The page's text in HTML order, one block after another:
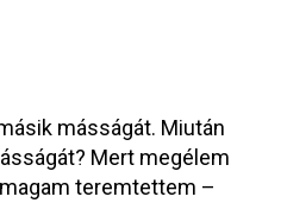
másságát. Miután
Mert megélem
teremtettem –